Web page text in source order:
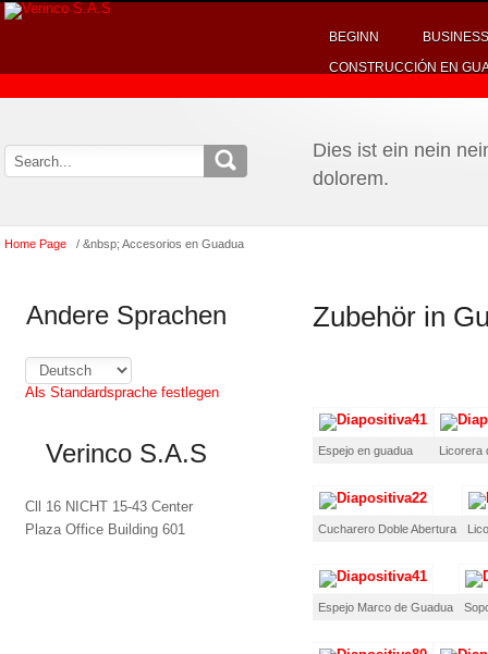
BEGINN
CONSTRUCCIÓN EN
Dies ist ein nein
dolorem.
Home Page / &nbsp; Accesorios en Guadua
Andere Sprachen
Als Standardsprache festlegen
Verinco S.A.S
Cll 16 NICHT 15-43 Center
Plaza Office Building 601
Zubehör in
Espejo en guadua Licorera
Cucharero Doble Abertura
Espejo Marco de Guadua